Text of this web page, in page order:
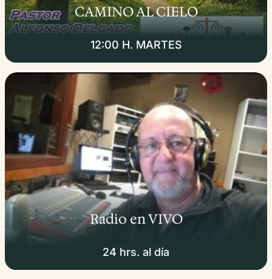
CAMINO AL CIELO
12:00 H. MARTES
Radio en VIVO
24 hrs. al día